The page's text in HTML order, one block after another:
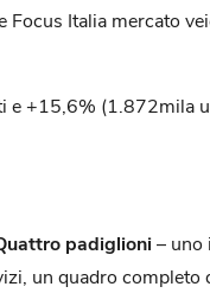
Italia mercato
+15,6% (1.872mila
padiglioni– uno
un quadro